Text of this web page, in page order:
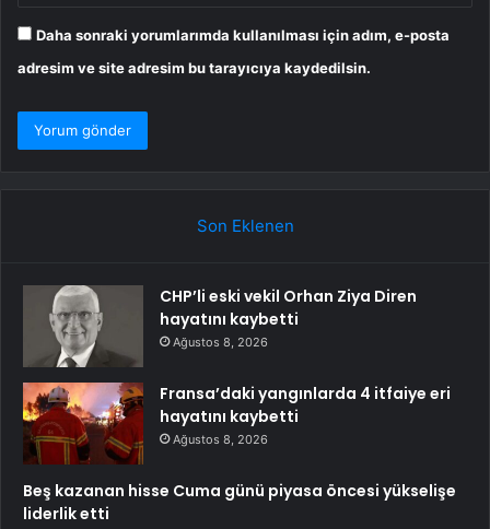
Daha sonraki yorumlarımda kullanılması için adım, e-posta
adresim ve site adresim bu tarayıcıya kaydedilsin.
Son Eklenen
CHP’li eski vekil Orhan Ziya Diren
hayatını kaybetti
Ağustos 8, 2026
Fransa’daki yangınlarda 4 itfaiye eri
hayatını kaybetti
Ağustos 8, 2026
Beş kazanan hisse Cuma günü piyasa öncesi yükselişe
liderlik etti